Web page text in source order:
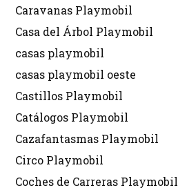
Caravanas Playmobil
Casa del Árbol Playmobil
casas playmobil
casas playmobil oeste
Castillos Playmobil
Catálogos Playmobil
Cazafantasmas Playmobil
Circo Playmobil
Coches de Carreras Playmobil